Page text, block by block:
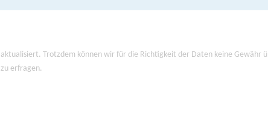
Trotzdem können wir für die Richtigkeit der Daten keine Gewähr
erfragen.